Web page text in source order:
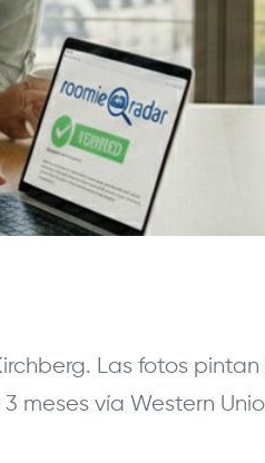
Las fotos
meses vía Western